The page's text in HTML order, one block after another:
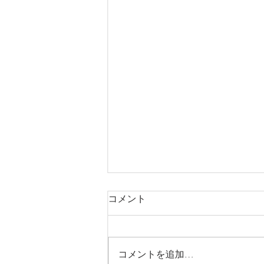
コメント
コメントを追加…